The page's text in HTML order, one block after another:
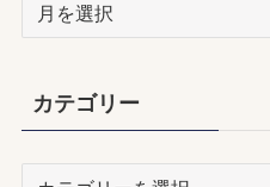
ブ
カテゴリー